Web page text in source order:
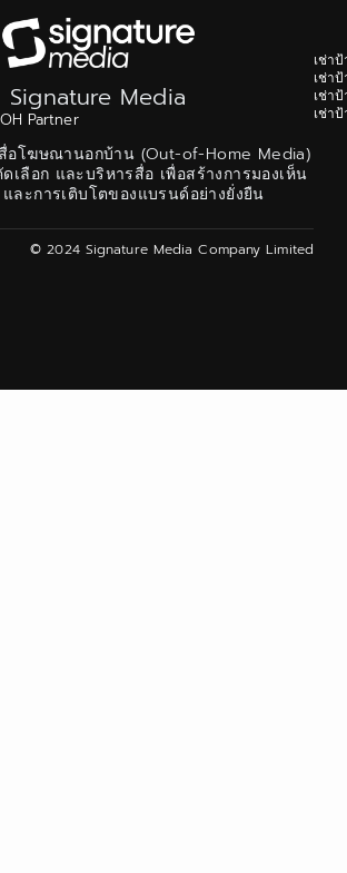
Signature Media
Partner
อโฆษณานอกบ้าน (Out-of-Home Media)
เลือก และบริหารสื่อ เพื่อสร้างการมองเห็น
ละการเติบโตของแบรนด์อย่างยั่งยืน
เช่า
เช่า
เช่า
เช่า
© 2024 Signature Media Company Limited